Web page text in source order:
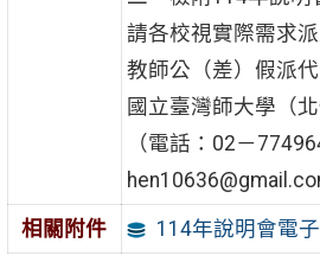
請各校視實際需求
教師公（差）假派
國立臺灣師大學（
（電話：02－
相關附件 114年說明會電